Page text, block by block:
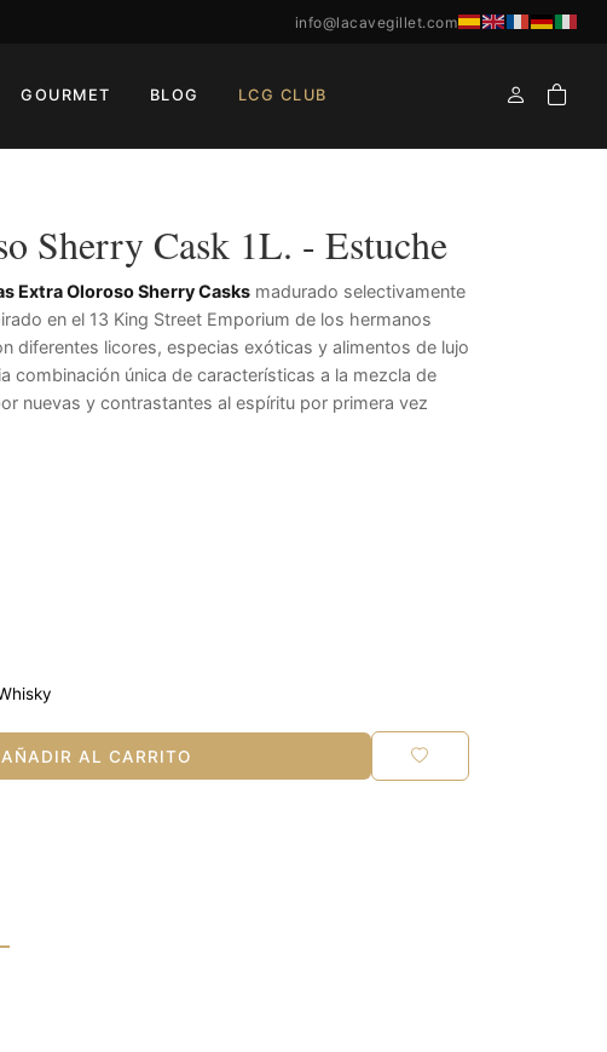
info@lacavegillet.com
GOURMET BLOG LCG CLUB
Sherry Cask 1L. - Estuche
Extra Oloroso Sherry Casks madurado selectivamente
en el 13 King Street Emporium de los hermanos
diferentes licores, especias exóticas y alimentos de lujo
combinación única de características a la mezcla de
nuevas y contrastantes al espíritu por primera vez
AÑADIR AL CARRITO